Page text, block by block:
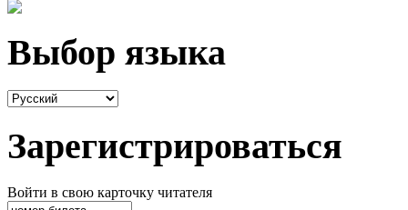
Выбор языка
Зарегистрироваться
Войти в свою карточку читателя